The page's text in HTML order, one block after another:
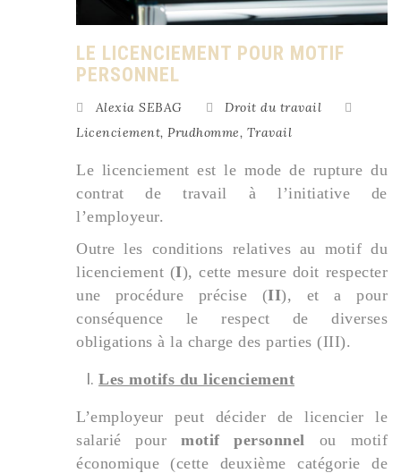
LE LICENCIEMENT POUR MOTIF
PERSONNEL
Alexia SEBAG
Droit du travail
Licenciement, Prudhomme, Travail
Le licenciement est le mode de rupture du
contrat de travail à l’initiative de
l’employeur.
Outre les conditions relatives au motif du
licenciement (I), cette mesure doit respecter
une procédure précise (II), et a pour
conséquence le respect de diverses
obligations à la charge des parties (III).
Les motifs du licenciement
L’employeur peut décider de licencier le
salarié pourmotif personnel ou motif
économique (cette deuxième catégorie de